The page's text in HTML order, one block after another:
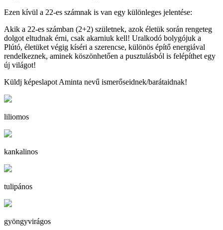
Ezen kívül a 22-es számnak is van egy különleges jelentése:
Akik a 22-es számban (2+2) születnek, azok életük során rengeteg
dolgot eltudnak érni, csak akarniuk kell! Uralkodó bolygójuk a
Plútó, életüket végig kíséri a szerencse, különös építő energiával
rendelkeznek, aminek köszönhetően a pusztulásból is felépíthet egy
új világot!
Küldj képeslapot Aminta nevű ismerőseidnek/barátaidnak!
liliomos
kankalinos
tulipános
gyöngyvirágos